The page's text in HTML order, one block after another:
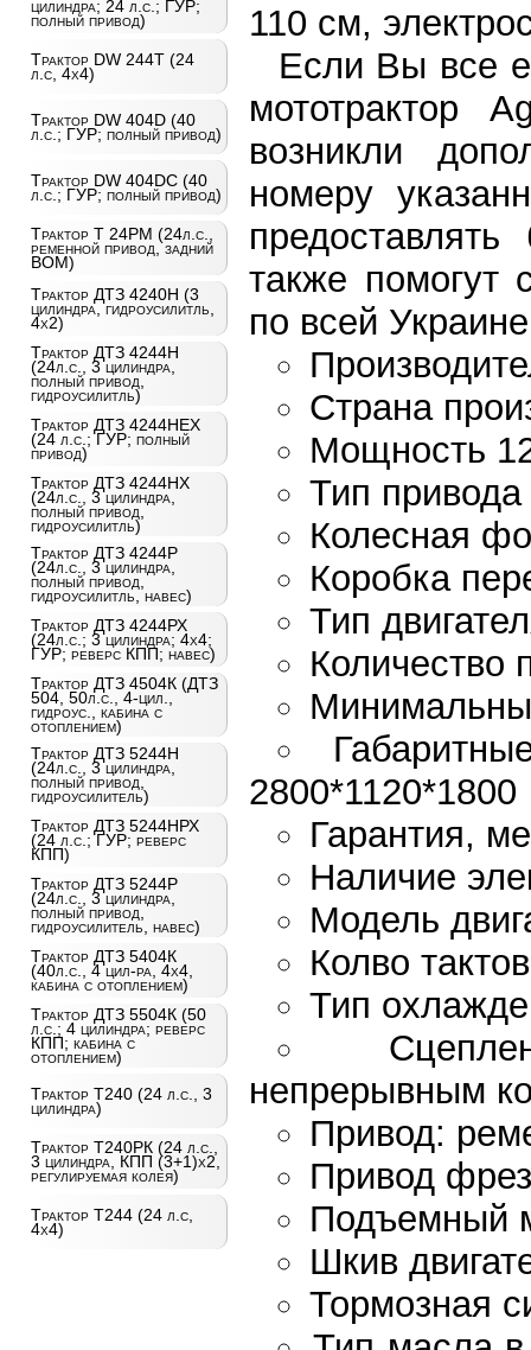
цилиндра; 24 л.с.; ГУР;
полный привод)
Трактор DW 244Т (24
л.с, 4х4)
Трактор DW 404D (40
л.с.; ГУР; полный привод)
Трактор DW 404DC (40
л.с.; ГУР; полный привод)
Трактор T 24PM (24л.с.,
ременной привод, задний
ВОМ)
Трактор ДТЗ 4240Н (3
цилиндра, гидроусилитль,
4х2)
Трактор ДТЗ 4244Н
(24л.с., 3 цилиндра,
полный привод,
гидроусилитль)
Трактор ДТЗ 4244НЕХ
(24 л.с.; ГУР; полный
привод)
Трактор ДТЗ 4244НХ
(24л.с., 3 цилиндра,
полный привод,
гидроусилитль)
Трактор ДТЗ 4244Р
(24л.с., 3 цилиндра,
полный привод,
гидроусилитль, навес)
Трактор ДТЗ 4244РХ
(24л.с.; 3 цилиндра; 4х4;
ГУР; реверс КПП; навес)
Трактор ДТЗ 4504К (ДТЗ
504, 50л.с., 4-цил.,
гидроус., кабина с
отоплением)
Трактор ДТЗ 5244Н
(24л.с., 3 цилиндра,
полный привод,
гидроусилитель)
Трактор ДТЗ 5244НРХ
(24 л.с.; ГУР; реверс
КПП)
Трактор ДТЗ 5244Р
(24л.с., 3 цилиндра,
полный привод,
гидроусилитель, навес)
Трактор ДТЗ 5404К
(40л.с., 4 цил-ра, 4х4,
кабина с отоплением)
Трактор ДТЗ 5504К (50
л.с.; 4 цилиндра; реверс
КПП; кабина с
отоплением)
Трактор Т240 (24 л.с., 3
цилиндра)
Трактор Т240РК (24 л.с.,
3 цилиндра, КПП (3+1)х2,
регулируемая колея)
Трактор Т244 (24 л.с,
4х4)
110 см,
Если Вы все
мототрактор
возникли
номеру
также помогут
по всей
Страна
Мощность
Тип
Колесная
Коробка
Тип
Количество
2800*1120*1800
Гарантия,
Наличие
Модель
Колво
Тип
непрерывным
Привод:
Привод
Подъемный
Шкив
Тормозная